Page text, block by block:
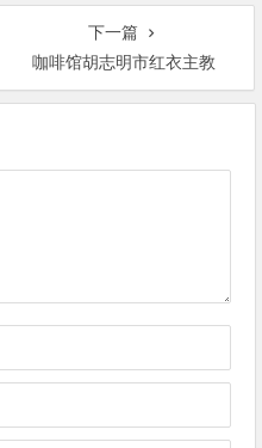
下一篇
咖啡馆胡志明市红衣主教